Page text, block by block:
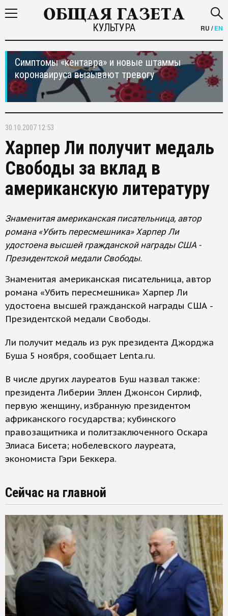
КУЛЬТУРА RU /EN
Симптомы «кентавра» и новые штаммы
коронавируса вызывают тревогу
30.10.2007 12:53
Харпер Ли получит медаль
Свободы за вклад в
американскую литературу
Знаменитая американская писательница, автор
романа «Убить пересмешника» Харпер Ли
удостоена высшей гражданской награды США -
Президентской медали Свободы.
Знаменитая американская писательница, автор
романа «Убить пересмешника» Харпер Ли
удостоена высшей гражданской награды США -
Президентской медали Свободы.
Ли получит медаль из рук президента Джорджа
Буша 5 ноября, сообщает Lenta.ru.
В числе других лауреатов Буш назвал также:
президента Либерии Эллен Джонсон Сирлиф,
первую женщину, избранную президентом
африканского государства; кубинского
правозащитника и политзаключенного Оскара
Элиаса Бисета; нобелевского лауреата,
экономиста Гэри Беккера.
Сейчас на главной